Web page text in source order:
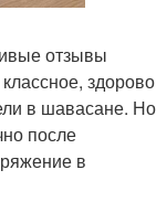
отзывы
здорово
в шавасане. Но
после
в